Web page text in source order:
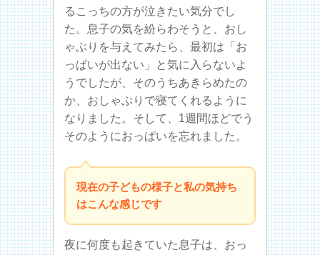
るこっちの方が泣きたい気分でし
た。息子の気を紛らわそうと、おし
ゃぶりを与えてみたら、最初は「お
っぱいが出ない」と気に入らないよ
うでしたが、そのうちあきらめたの
か、おしゃぶりで寝てくれるように
なりました。そして、1週間ほどでう
そのようにおっぱいを忘れました。
現在の子どもの様子と私の気持ち
はこんな感じです
夜に何度も起きていた息子は、おっ